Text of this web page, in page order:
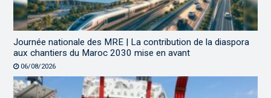
Journée nationale des MRE | La contribution de la diaspora
aux chantiers du Maroc 2030 mise en avant
06/08/2026